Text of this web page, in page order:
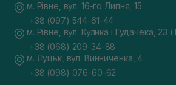
м. Рівне, вул. 16-го Липня, 15
+38 (097) 544-61-44
м. Рівне, вул. Кулика і Гудачека, 23
+38 (068) 209-34-88
м. Луцьк, вул. Винниченка, 4
+38 (098) 076-60-62